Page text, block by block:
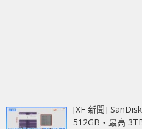
[XF 新聞]
512GB‧最高